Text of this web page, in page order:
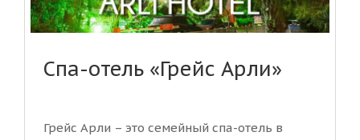
Спа-отель «Грейс Арли»
Грейс Арли – это семейный спа-отель в